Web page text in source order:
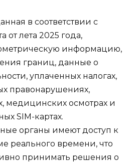
в соответствии с
от лета 2025 года,
информацию,
границ, данные о
уплаченных налогах,
правонарушениях,
медицинских осмотрах и
SIM-картах.
органы имеют доступ к
реального времени, что
принимать решения о